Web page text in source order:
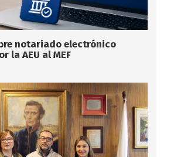
notariado electrónico
la AEU al MEF